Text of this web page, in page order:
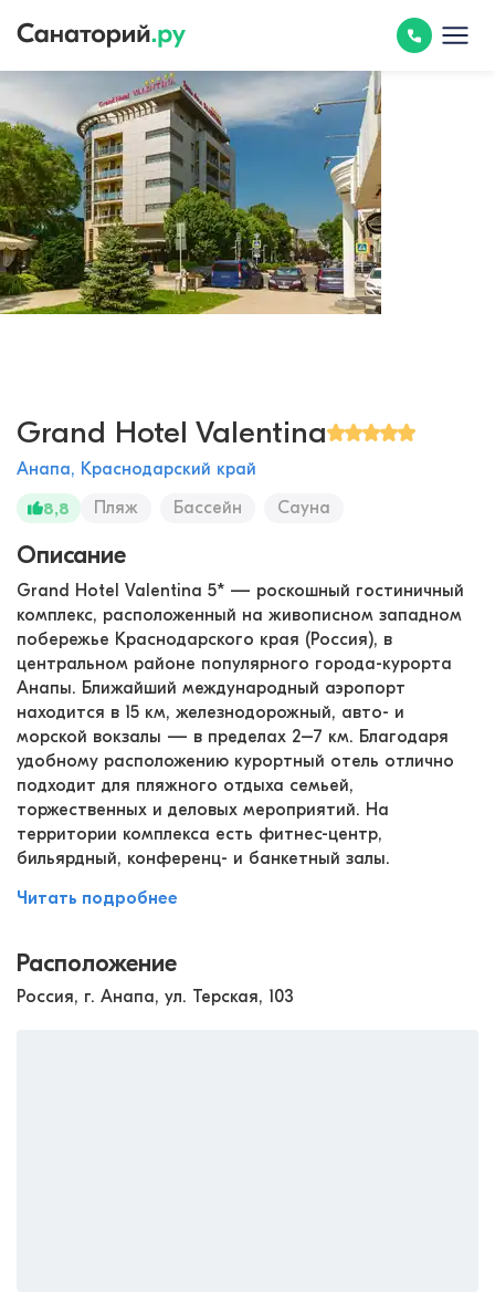
Grand Hotel Valentina
Анапа, Краснодарский край
8,8
Пляж Бассейн Сауна
Описание
Grand Hotel Valentina 5* — роскошный гостиничный
комплекс, расположенный на живописном западном
побережье Краснодарского края (Россия), в
центральном районе популярного города-курорта
Анапы. Ближайший международный аэропорт
находится в 15 км, железнодорожный, авто- и
морской вокзалы — в пределах 2–7 км. Благодаря
удобному расположению курортный отель отлично
подходит для пляжного отдыха семьей,
торжественных и деловых мероприятий. На
территории комплекса есть фитнес-центр,
бильярдный, конференц- и банкетный залы.
Читать подробнее
Расположение
Россия, г. Анапа, ул. Терская, 103